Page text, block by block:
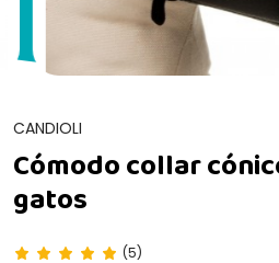
CANDIOLI
Cómodo collar
gatos
(5)